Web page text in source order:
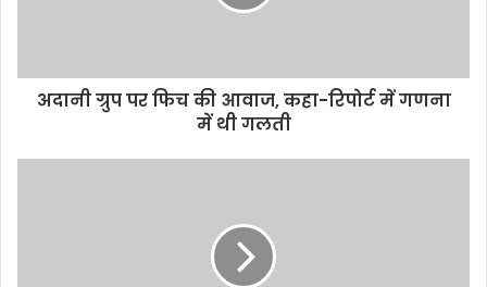
अदानी ग्रुप पर फिच की आवाज, कहा-रिपोर्ट में गणना
में थी गलती